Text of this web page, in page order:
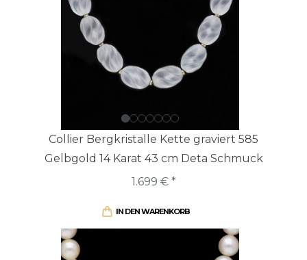
Collier Bergkristalle Kette graviert 585
Gelbgold 14 Karat 43 cm Deta Schmuck
1.699 € *
IN DEN WARENKORB